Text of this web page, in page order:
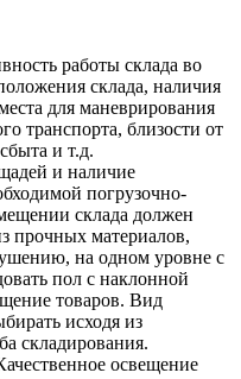
работы склада во
склада, наличия
для маневрирования
транспорта, близости от
и т.д.
и наличие
погрузочно-
склада должен
прочных материалов,
на одном уровне с
пол с наклонной
товаров. Вид
исходя из
складирования.
освещение